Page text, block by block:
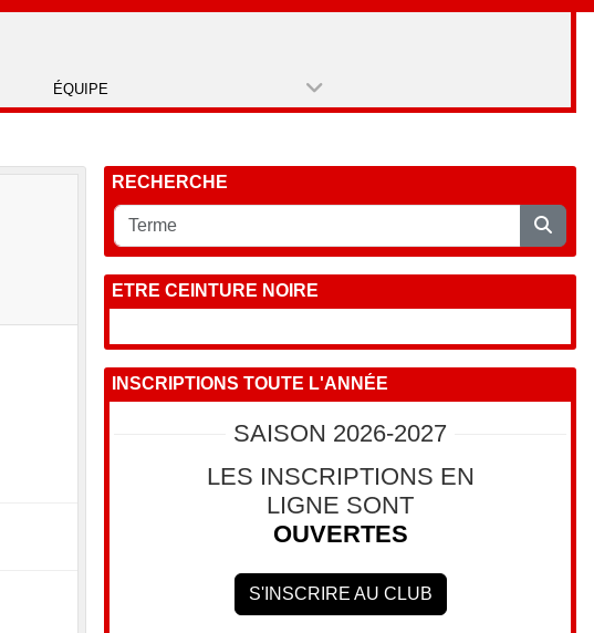
ÉQUIPE
RECHERCHE
ETRE CEINTURE NOIRE
INSCRIPTIONS TOUTE L'ANNÉE
SAISON 2026-2027
LES INSCRIPTIONS EN
LIGNE SONT
OUVERTES
S'INSCRIRE AU CLUB